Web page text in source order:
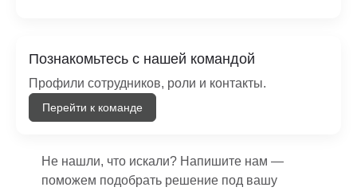
Познакомьтесь с нашей командой
Профили сотрудников, роли и контакты.
Перейти к команде
Не нашли, что искали? Напишите нам —
поможем подобрать решение под вашу